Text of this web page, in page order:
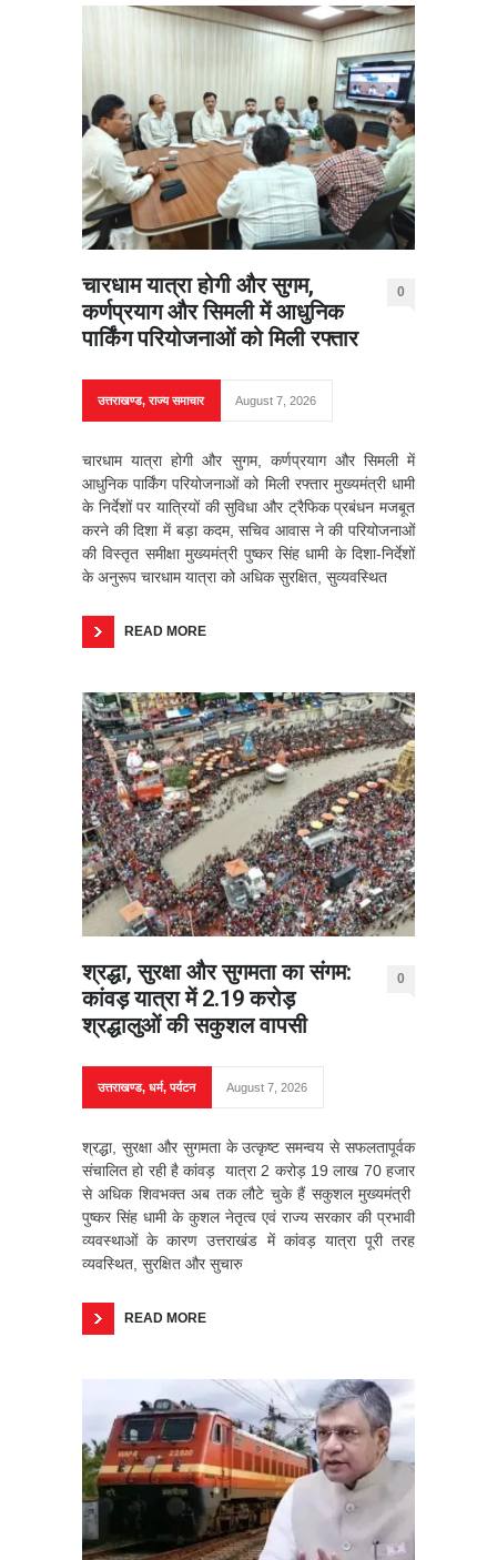
चारधाम यात्रा होगी और सुगम,
कर्णप्रयाग और सिमली में आधुनिक
पार्किंग परियोजनाओं को मिली रफ्तार
0
उत्तराखण्ड,राज्य समाचार August 7, 2026
चारधाम यात्रा होगी और सुगम, कर्णप्रयाग और सिमली में
आधुनिक पार्किंग परियोजनाओं को मिली रफ्तार मुख्यमंत्री धामी
के निर्देशों पर यात्रियों की सुविधा और ट्रैफिक प्रबंधन मजबूत
करने की दिशा में बड़ा कदम, सचिव आवास ने की परियोजनाओं
की विस्तृत समीक्षा मुख्यमंत्री पुष्कर सिंह धामी के दिशा-निर्देशों
के अनुरूप चारधाम यात्रा को अधिक सुरक्षित, सुव्यवस्थित
READ MORE
श्रद्धा, सुरक्षा और सुगमता का संगम:
कांवड़ यात्रा में 2.19 करोड़
श्रद्धालुओं की सकुशल वापसी
0
उत्तराखण्ड, धर्म,पर्यटन August 7, 2026
श्रद्धा, सुरक्षा और सुगमता के उत्कृष्ट समन्वय से सफलतापूर्वक
संचालित हो रही है कांवड़ यात्रा 2 करोड़ 19 लाख 70 हजार
से अधिक शिवभक्त अब तक लौटे चुके हैं सकुशल मुख्यमंत्री
पुष्कर सिंह धामी के कुशल नेतृत्व एवं राज्य सरकार की प्रभावी
व्यवस्थाओं के कारण उत्तराखंड में कांवड़ यात्रा पूरी तरह
व्यवस्थित, सुरक्षित और सुचारु
READ MORE